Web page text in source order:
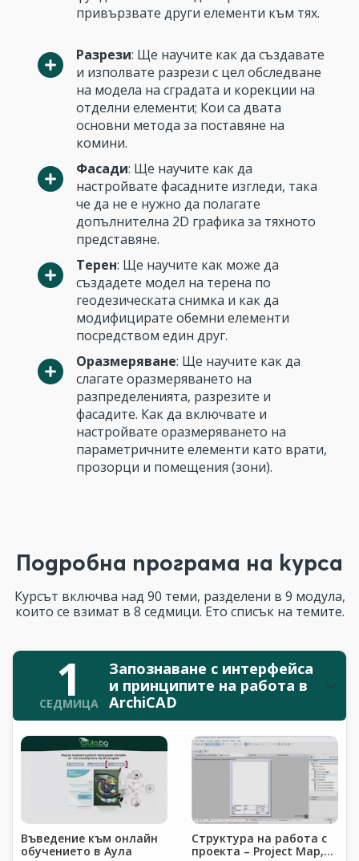
привързвате други елементи към тях.
Разрези: Ще научите как да създавате
и изполвате разрези с цел обследване
на модела на сградата и корекции на
отделни елементи; Кои са двата
основни метода за поставяне на
комини.
Фасади: Ще научите как да
настройвате фасадните изгледи, така
че да не е нужно да полагате
допълнителна 2D графика за тяхното
представяне.
Терен: Ще научите как може да
създадете модел на терена по
геодезическата снимка и как да
модифицирате обемни елементи
посредством един друг.
Оразмеряване: Ще научите как да
слагате оразмеряването на
разпределенията, разрезите и
фасадите. Как да включвате и
настройвате оразмеряването на
параметричните елементи като врати,
прозорци и помещения (зони).
Подробна програма на курса
Курсът включва над 90 теми, разделени в 9 модула,
които се взимат в 8 седмици. Ето списък на темите.
1
СЕДМИЦА
Запознаване с интерфейса
и принципите на работа в
ArchiCAD
Въведение към онлайн
обучението в Аула
Структура на работа с
проекта – Project Map,